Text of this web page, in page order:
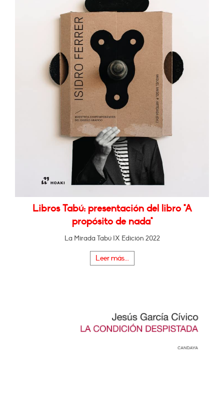
Libros Tabú: presentación del libro "A
propósito de nada"
La Mirada Tabú IX Edición 2022
Leer más...